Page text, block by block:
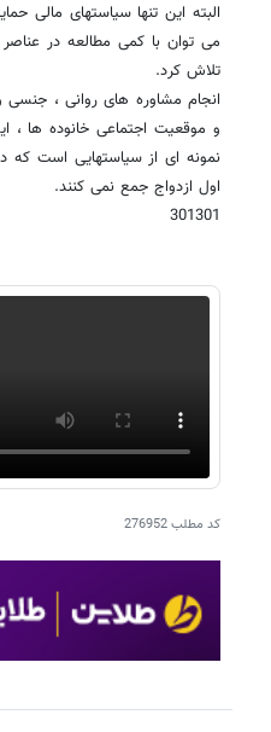
البته این تنها سیاستهای مالی
می توان با کمی مطالعه در
تلاش کرد.
انجام مشاوره های روانی ،
و موقعیت اجتماعی خانوده ها ،
نمونه ای از سیاستهایی است که
اول ازدواج جمع نمی کنند.
301301
کد مطلب276952